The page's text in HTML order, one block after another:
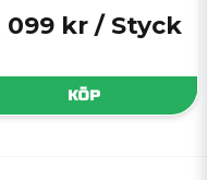
099 kr / Styck
KÖP